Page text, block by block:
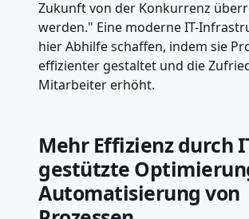
Zukunft von der Konkurrenz
werden." Eine moderne IT-
hier Abhilfe schaffen, indem sie
effizienter gestaltet und die
Mitarbeiter erhöht.
Mehr Effizienz durch
gestützte
Automatisierung von